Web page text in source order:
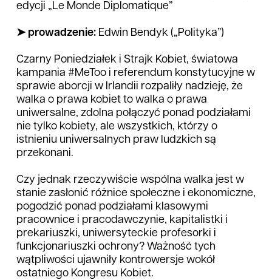
edycji „Le Monde Diplomatique”
➤ prowadzenie: Edwin Bendyk („Polityka”)
Czarny Poniedziałek i Strajk Kobiet, światowa
kampania #MeToo i referendum konstytucyjne w
sprawie aborcji w Irlandii rozpaliły nadzieję, że
walka o prawa kobiet to walka o prawa
uniwersalne, zdolna połączyć ponad podziałami
nie tylko kobiety, ale wszystkich, którzy o
istnieniu uniwersalnych praw ludzkich są
przekonani.
Czy jednak rzeczywiście wspólna walka jest w
stanie zasłonić różnice społeczne i ekonomiczne,
pogodzić ponad podziałami klasowymi
pracownice i pracodawczynie, kapitalistki i
prekariuszki, uniwersyteckie profesorki i
funkcjonariuszki ochrony? Ważność tych
wątpliwości ujawniły kontrowersje wokół
ostatniego Kongresu Kobiet.